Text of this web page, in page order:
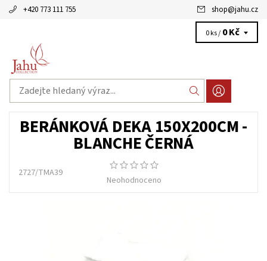
+420 773 111 755 shop@jahu.cz
0 ks / 0 Kč
BERÁNKOVÁ DEKA 150X200CM -
BLANCHE ČERNÁ
2727/TMA39
Neohodnoceno